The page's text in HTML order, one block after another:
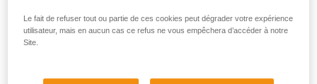
Aimant de la boucle mâle
ramollir le plastique.
Le fait de refuser tout ou partie de ces cookies peut dégrader votre expérience
utilisateur, mais en aucun cas ce refus ne vous empêchera d’accéder à notre
Site.